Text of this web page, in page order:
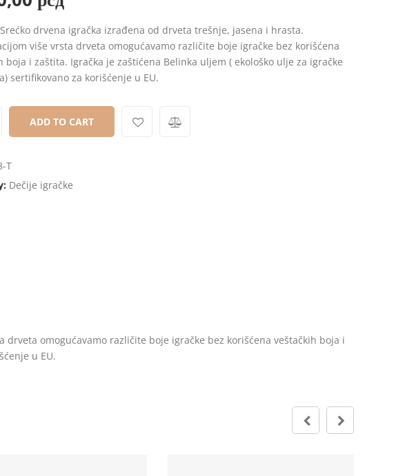
drvena igračka izrađena od drveta trešnje, jasena i hrasta.
više vrsta drveta omogućavamo različite boje igračke bez korišćena
boja i zaštita. Igračka je zaštićena Belinka uljem ( ekološko ulje za igračke
sertifikovano za korišćenje u EU.
ADD TO CART
T
Dečije igračke
omogućavamo različite boje igračke bez korišćena veštačkih boja i
u EU.